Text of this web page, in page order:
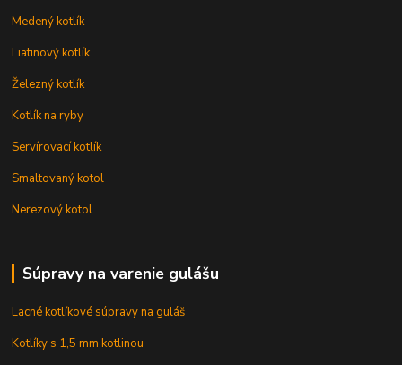
Medený kotlík
Liatinový kotlík
Železný kotlík
Kotlík na ryby
Servírovací kotlík
Smaltovaný kotol
Nerezový kotol
Súpravy na varenie gulášu
Lacné kotlíkové súpravy na guláš
Kotlíky s 1,5 mm kotlinou